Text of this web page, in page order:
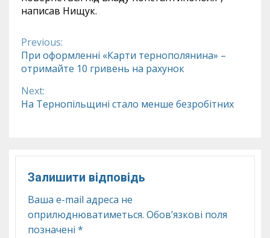
написав Нищук.
Continue
Reading
Previous:
При оформленні «Карти тернополянина» –
отримайте 10 гривень на рахунок
Next:
На Тернопільщині стало менше безробітних
Залишити відповідь
Ваша e-mail адреса не
оприлюднюватиметься. Обов’язкові поля
позначені *